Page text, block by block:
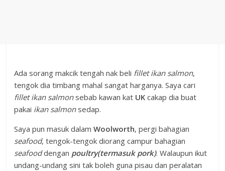
Ada sorang makcik tengah nak beli fillet ikan salmon,
tengok dia timbang mahal sangat harganya. Saya cari
fillet ikan salmonsebab kawan kat UK cakap dia buat
pakai ikan salmonsedap.
Saya pun masuk dalamWoolworth, pergi bahagian
seafood, tengok-tengok diorang campur bahagian
seafooddengan poultry(termasuk pork). Walaupun ikut
undang-undang sini tak boleh guna pisau dan peralatan